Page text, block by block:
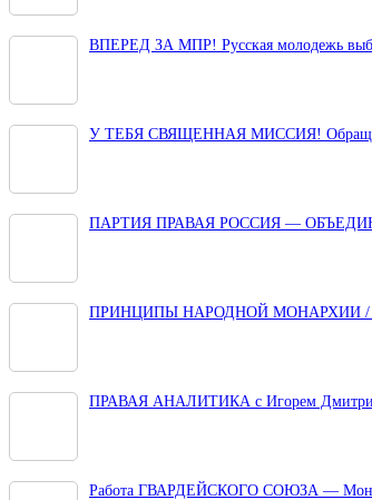
ВПЕРЕД ЗА МПР! Русская молодежь
У ТЕБЯ СВЯЩЕННАЯ МИССИЯ!
ПАРТИЯ ПРАВАЯ РОССИЯ —
ПРИНЦИПЫ НАРОДНОЙ МОНАРХИИ /
ПРАВАЯ АНАЛИТИКА с Игорем
Работа ГВАРДЕЙСКОГО СОЮЗА —